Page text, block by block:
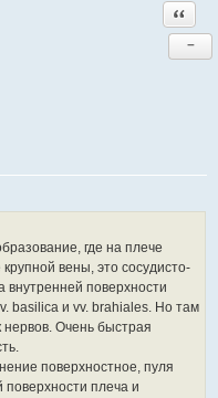
−
где на плече
вены, это сосудисто-
внутренней поверхности
basilica и vv. brahiales. Но там
Очень быстрая
поверхностное, пуля
плеча и